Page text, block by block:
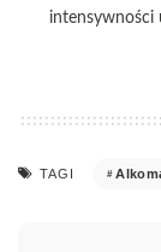
intensywności
TAGI